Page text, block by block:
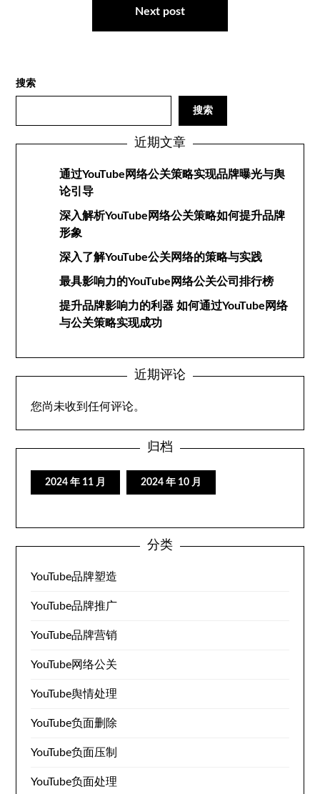
Next post
搜索
搜索
近期文章
通过YouTube网络公关策略实现品牌曝光与舆
论引导
深入解析YouTube网络公关策略如何提升品牌
形象
深入了解YouTube公关网络的策略与实践
最具影响力的YouTube网络公关公司排行榜
提升品牌影响力的利器 如何通过YouTube网络
与公关策略实现成功
近期评论
您尚未收到任何评论。
归档
2024 年 11 月 2024 年 10 月
分类
YouTube品牌塑造
YouTube品牌推广
YouTube品牌营销
YouTube网络公关
YouTube舆情处理
YouTube负面删除
YouTube负面压制
YouTube负面处理